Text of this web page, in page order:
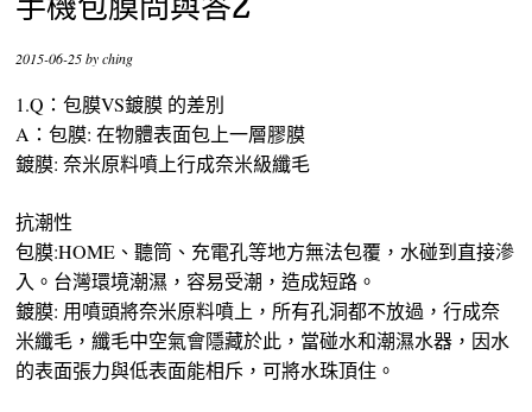
手機包膜問與答2
2015-06-25byching
1.Q：包膜VS鍍膜 的差別
A：包膜: 在物體表面包上一層膠膜
鍍膜: 奈米原料噴上行成奈米級纖毛
抗潮性
包膜:HOME、聽筒、充電孔等地方無法包覆，水碰到直接滲
入。台灣環境潮濕，容易受潮，造成短路。
鍍膜: 用噴頭將奈米原料噴上，所有孔洞都不放過，行成奈
米纖毛，纖毛中空氣會隱藏於此，當碰水和潮濕水器，因水
的表面張力與低表面能相斥，可將水珠頂住。